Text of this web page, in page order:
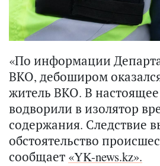
«По информации
ВКО, дебоширом
житель ВКО. В
водворили в изолятор
содержания. Следствие
обстоятельство
сообщает «YK-news.kz».